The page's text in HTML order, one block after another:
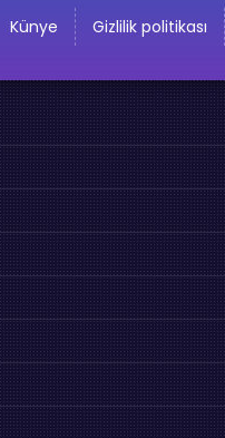
Künye Gizlilik politikası